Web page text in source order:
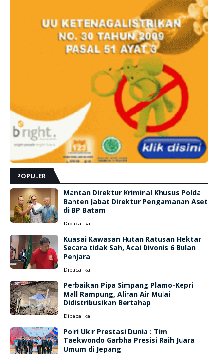
POPULER
Mantan Direktur Kriminal Khusus Polda
Banten Jabat Direktur Pengamanan Aset
di BP Batam
Dibaca: kali
Kuasai Kawasan Hutan Ratusan Hektar
Secara tidak Sah, Acai Divonis 6 Bulan
Penjara
Dibaca: kali
Perbaikan Pipa Simpang Plamo-Kepri
Mall Rampung, Aliran Air Mulai
Didistribusikan Bertahap
Dibaca: kali
Polri Ukir Prestasi Dunia : Tim
Taekwondo Garbha Presisi Raih Juara
Umum di Jepang